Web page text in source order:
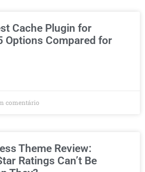
Cache Plugin for
Options Compared for
comentário
Theme Review:
Ratings Can’t Be